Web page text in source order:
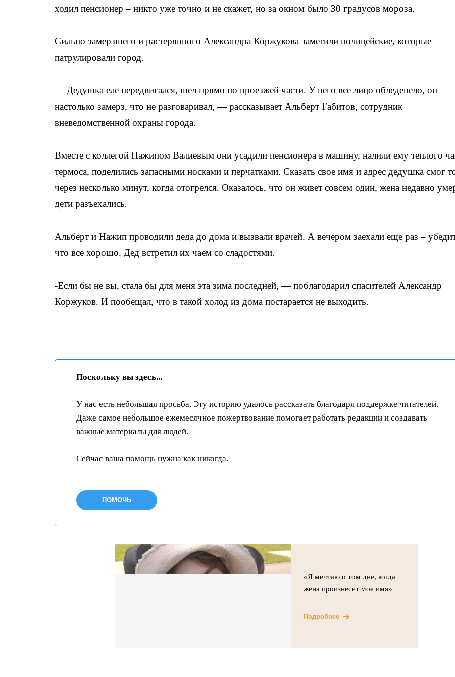
ходил пенсионер – никто уже точно и не скажет, но за окном было 30 градусов мороза.
Сильно замерзшего и растерянного Александра Коржукова заметили полицейские, которые
патрулировали город.
— Дедушка еле передвигался, шел прямо по проезжей части. У него все лицо обледенело, он
настолько замерз, что не разговаривал, — рассказывает Альберт Габитов, сотрудник
вневедомственной охраны города.
Вместе с коллегой Нажипом Валиевым они усадили пенсионера в машину, налили ему теплого
термоса, поделились запасными носками и перчатками. Сказать свое имя и адрес дедушка смог
через несколько минут, когда отогрелся. Оказалось, что он живет совсем один, жена недавно
дети разъехались.
Альберт и Нажип проводили деда до дома и вызвали врачей. А вечером заехали еще раз –
что все хорошо. Дед встретил их чаем со сладостями.
-Если бы не вы, стала бы для меня эта зима последней, — поблагодарил спасителей Александр
Коржуков. И пообещал, что в такой холод из дома постарается не выходить.
Поскольку вы здесь...
У нас есть небольшая просьба. Эту историю удалось рассказать благодаря поддержке читателей.
Даже самое небольшое ежемесячное пожертвование помогает работать редакции и создавать
важные материалы для людей.
Сейчас ваша помощь нужна как никогда.
ПОМОЧЬ
«Я мечтаю о том дне, когда
жена произнесет мое имя»
Подробнее